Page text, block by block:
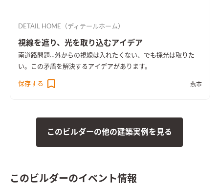
DETAIL HOME（ディテールホーム）
視線を遮り、光を取り込むアイデア
南道路問題…外からの視線は入れたくない、でも採光は取りた
い。この矛盾を解決するアイデアがあります。
保存する 燕市
このビルダーの他の建築実例を見る
このビルダーのイベント情報